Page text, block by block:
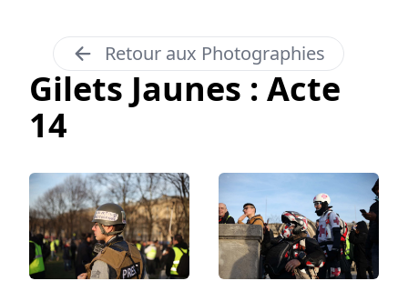
Retour aux Photographies
Gilets Jaunes : Acte
14